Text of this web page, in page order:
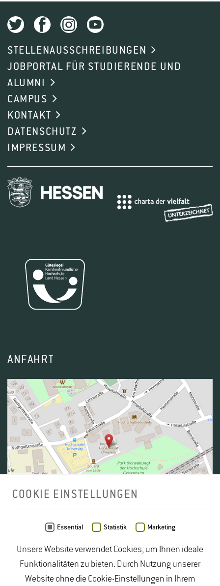
STELLENAUSSCHREIBUNGEN
JOBPORTAL FÜR STUDIERENDE UND
ALUMNI
CAMPUS
KONTAKT
DATENSCHUTZ
IMPRESSUM
ANFAHRT
OpenStreetMap- Veröffentlicht unterODbL
duales Studium Gartenbau| Gartenbau Studium|
Lebensmittelrecht Studium|Lebensmittelsicherheit
COOKIE EINSTELLUNGEN
Essential Statistik Marketing
Unsere Website verwendet Cookies, um Ihnen ideale
Funktionalitäten zu bieten. Durch Nutzung unserer
Website ohne die Cookie-Einstellungen in Ihrem